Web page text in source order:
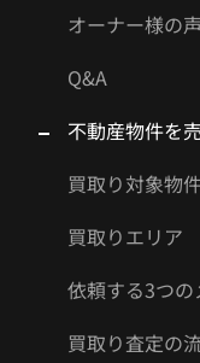
オーナー様の声
Q&A
不動産物件を
買取り対象物
買取りエリア
依頼する3つの
買取り査定の